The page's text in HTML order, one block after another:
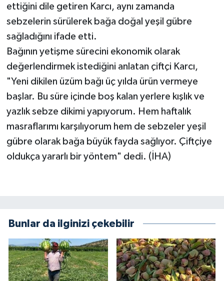
ettiğini dile getiren Karcı, aynı zamanda
sebzelerin sürülerek bağa doğal yeşil gübre
sağladığını ifade etti.
Bağının yetişme sürecini ekonomik olarak
değerlendirmek istediğini anlatan çiftçi Karcı,
"Yeni dikilen üzüm bağı üç yılda ürün vermeye
başlar. Bu süre içinde boş kalan yerlere kışlık ve
yazlık sebze dikimi yapıyorum. Hem haftalık
masraflarımı karşılıyorum hem de sebzeler yeşil
gübre olarak bağa büyük fayda sağlıyor. Çiftçiye
oldukça yararlı bir yöntem" dedi. (İHA)
Bunlar da ilginizi çekebilir